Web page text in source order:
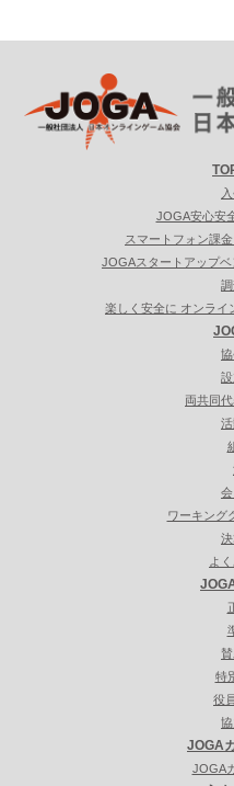
JOGA安心安
スマートフォン課
JOGAスタートアップ
楽しく安全に オンライ
両共同
会
ワーキング
よ
特
役
JOGA
JOGA